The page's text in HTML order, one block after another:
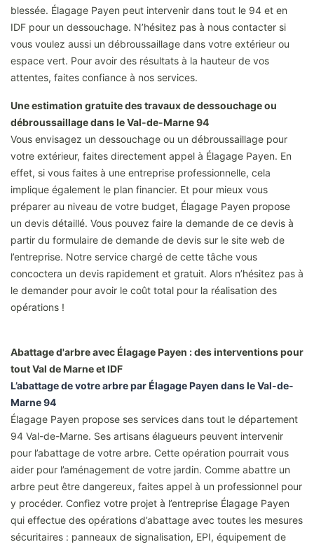
blessée. Élagage Payen peut intervenir dans tout le 94 et en
IDF pour un dessouchage. N’hésitez pas à nous contacter si
vous voulez aussi un débroussaillage dans votre extérieur ou
espace vert. Pour avoir des résultats à la hauteur de vos
attentes, faites confiance à nos services.
Une estimation gratuite des travaux de dessouchage ou
débroussaillage dans le Val-de-Marne 94
Vous envisagez un dessouchage ou un débroussaillage pour
votre extérieur, faites directement appel à Élagage Payen. En
effet, si vous faites à une entreprise professionnelle, cela
implique également le plan financier. Et pour mieux vous
préparer au niveau de votre budget, Élagage Payen propose
un devis détaillé. Vous pouvez faire la demande de ce devis à
partir du formulaire de demande de devis sur le site web de
l’entreprise. Notre service chargé de cette tâche vous
concoctera un devis rapidement et gratuit. Alors n’hésitez pas à
le demander pour avoir le coût total pour la réalisation des
opérations !
Abattage d'arbre avec Élagage Payen : des interventions pour
tout Val de Marne et IDF
L’abattage de votre arbre par Élagage Payen dans le Val-de-
Marne 94
Élagage Payen propose ses services dans tout le département
94 Val-de-Marne. Ses artisans élagueurs peuvent intervenir
pour l’abattage de votre arbre. Cette opération pourrait vous
aider pour l’aménagement de votre jardin. Comme abattre un
arbre peut être dangereux, faites appel à un professionnel pour
y procéder. Confiez votre projet à l’entreprise Élagage Payen
qui effectue des opérations d’abattage avec toutes les mesures
sécuritaires : panneaux de signalisation, EPI, équipement de